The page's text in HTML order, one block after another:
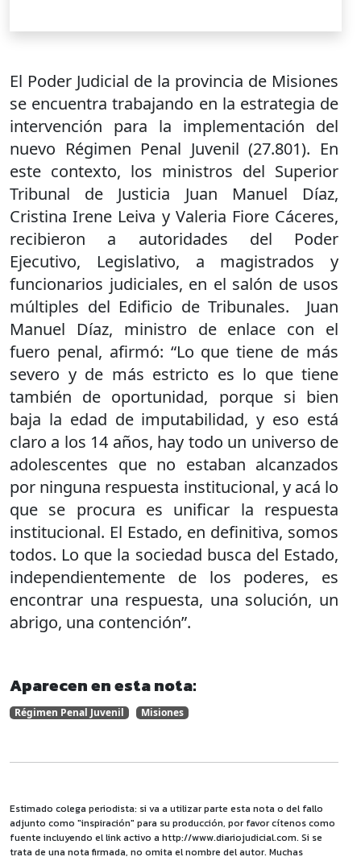
El Poder Judicial de la provincia de Misiones
se encuentra trabajando en la estrategia de
intervención para la implementación del
nuevo Régimen Penal Juvenil (27.801). En
este contexto, los ministros del Superior
Tribunal de Justicia Juan Manuel Díaz,
Cristina Irene Leiva y Valeria Fiore Cáceres,
recibieron a autoridades del Poder
Ejecutivo, Legislativo, a magistrados y
funcionarios judiciales, en el salón de usos
múltiples del Edificio de Tribunales. Juan
Manuel Díaz, ministro de enlace con el
fuero penal, afirmó: “Lo que tiene de más
severo y de más estricto es lo que tiene
también de oportunidad, porque si bien
baja la edad de imputabilidad, y eso está
claro a los 14 años, hay todo un universo de
adolescentes que no estaban alcanzados
por ninguna respuesta institucional, y acá lo
que se procura es unificar la respuesta
institucional. El Estado, en definitiva, somos
todos. Lo que la sociedad busca del Estado,
independientemente de los poderes, es
encontrar una respuesta, una solución, un
abrigo, una contención”.
Aparecen en esta nota:
Régimen Penal Juvenil Misiones
Estimado colega periodista: si va a utilizar parte esta nota o del fallo
adjunto como "inspiración" para su producción, por favor cítenos como
fuente incluyendo el link activo a http://www.diariojudicial.com. Si se
trata de una nota firmada, no omita el nombre del autor. Muchas